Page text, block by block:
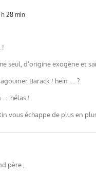
28 min
!
seul, d’origine exogène et
Barack ! hein …. ?
…. hélas !
vous échappe de plus en
père ,